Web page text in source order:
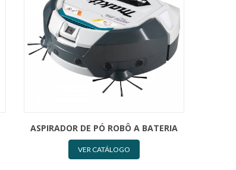
ASPIRADOR DE PÓ ROBÔ A BATERIA
VER CATÁLOGO